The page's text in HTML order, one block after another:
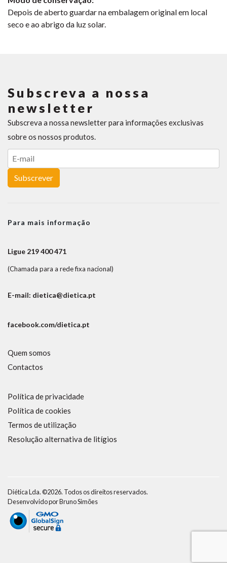
Depois de aberto guardar na embalagem original em local
seco e ao abrigo da luz solar.
Subscreva a nossa
newsletter
Subscreva a nossa newsletter para informações exclusivas
sobre os nossos produtos.
Subscrever
Para mais informação
Ligue 219 400 471
(Chamada para a rede fixa nacional)
E-mail: dietica@dietica.pt
facebook.com/dietica.pt
Quem somos
Contactos
Política de privacidade
Política de cookies
Termos de utilização
Resolução alternativa de litígios
Diética Lda. ©2026. Todos os direitos reservados.
Desenvolvido porBruno Simões